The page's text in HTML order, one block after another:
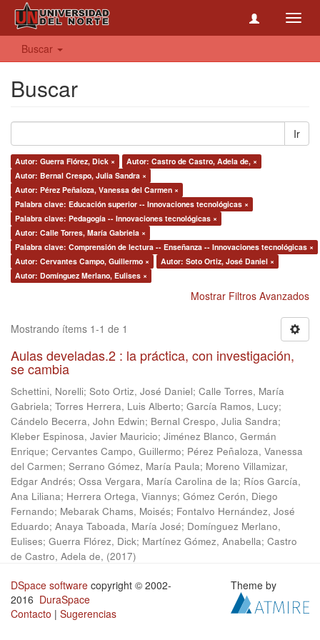
Buscar
Buscar
Ir
Autor: Guerra Flórez, Dick ×
Autor: Castro de Castro, Adela de, ×
Autor: Bernal Crespo, Julia Sandra ×
Autor: Pérez Peñaloza, Vanessa del Carmen ×
Palabra clave: Educación superior -- Innovaciones tecnológicas ×
Palabra clave: Pedagogía -- Innovaciones tecnológicas ×
Autor: Calle Torres, María Gabriela ×
Palabra clave: Comprensión de lectura -- Enseñanza -- Innovaciones tecnológicas ×
Autor: Cervantes Campo, Guillermo ×
Autor: Soto Ortiz, José Daniel ×
Autor: Domínguez Merlano, Eulises ×
Mostrar Filtros Avanzados
Mostrando ítems 1-1 de 1
Aulas develadas.2 : la práctica, con investigación,
se cambia
Schettini, Norelli; Soto Ortiz, José Daniel; Calle Torres, María
Gabriela; Torres Herrera, Luis Alberto; García Ramos, Lucy;
Cándelo Becerra, John Edwin; Bernal Crespo, Julia Sandra;
Kleber Espinosa, Javier Mauricio; Jiménez Blanco, Germán
Enrique; Cervantes Campo, Guillermo; Pérez Peñaloza, Vanessa
del Carmen; Serrano Gómez, María Paula; Moreno Villamizar,
Edgar Andrés; Ossa Vergara, María Carolina de la; Ríos García,
Ana Liliana; Herrera Ortega, Viannys; Gómez Cerón, Diego
Fernando; Mebarak Chams, Moisés; Fontalvo Hernández, José
Eduardo; Anaya Taboada, María José; Domínguez Merlano,
Eulises; Guerra Flórez, Dick; Martínez Gómez, Anabella; Castro
de Castro, Adela de, (2017)
DSpace software copyright © 2002-
2016 DuraSpace
Contacto | Sugerencias
Theme by